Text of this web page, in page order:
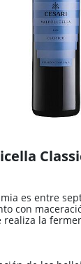
es entre
con
realiza la